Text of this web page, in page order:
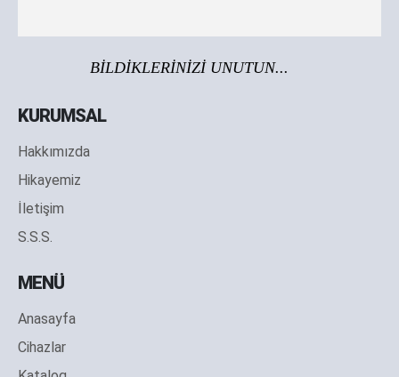
BİLDİKLERİNİZİ UNUTUN...
KURUMSAL
Hakkımızda
Hikayemiz
İletişim
S.S.S.
MENÜ
Anasayfa
Cihazlar